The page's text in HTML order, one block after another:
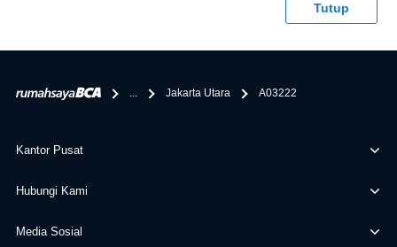
tentang properti disini BCA hanya sebagai pihak
bertanggung jawab terhadap informasi yang rekanan
Tutup
... Jakarta Utara A03222
Kantor Pusat
Hubungi Kami
Media Sosial